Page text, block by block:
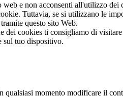
web e non acconsenti all'utilizzo
Tuttavia, se si utilizzano le
questo sito Web.
dei cookies ti consigliamo di
sul tuo dispositivo.
qualsiasi momento modificare il